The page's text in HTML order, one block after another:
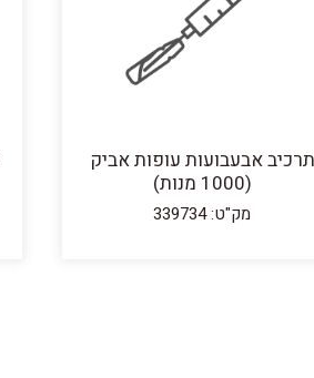
תרכיב אבעבועות עופות אביק
(1000 מנות)
מק"ט: 339734